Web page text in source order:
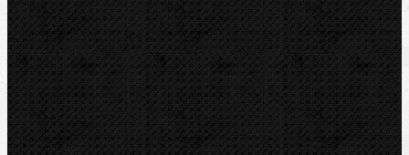
Soubory/Odkazy
Katalogový list
Zařazení